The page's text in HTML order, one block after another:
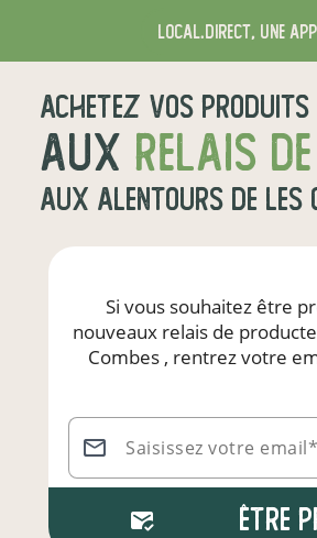
local.direct, une
Achetez vos
aux relais
aux alentours de Les
Si vous souhaitez être
nouveaux relais de
Combes, rentrez votre
Saisissez votre email*
Être